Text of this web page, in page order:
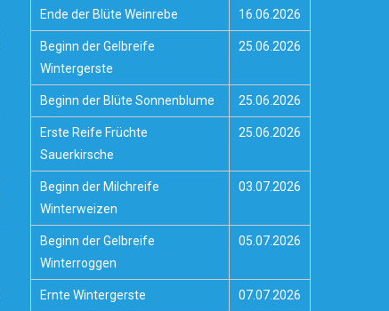
Ende der Blüte Weinrebe 16.06.2026
Beginn der Gelbreife
Wintergerste
25.06.2026
Beginn der Blüte Sonnenblume 25.06.2026
Erste Reife Früchte
Sauerkirsche
25.06.2026
Beginn der Milchreife
Winterweizen
03.07.2026
Beginn der Gelbreife
Winterroggen
05.07.2026
Ernte Wintergerste 07.07.2026